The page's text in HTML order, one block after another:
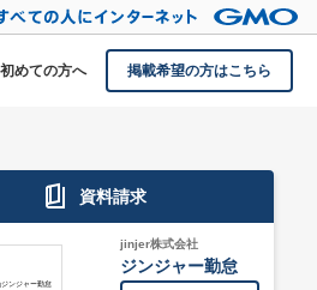
初めての方へ 掲載希望の方はこちら
資料請求
jinjer株式会社
ジンジャー勤怠